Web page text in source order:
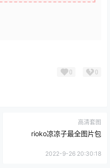
0 0
高清套图
rioko凉凉子最全图片包
2022-9-26 20:30:18